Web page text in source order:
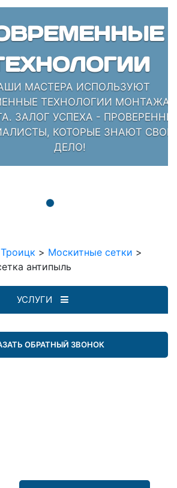
ИСПОЛЬЗУЮТ
ТЕХНОЛОГИИ МОНТАЖА И
УСПЕХА - ПРОВЕРЕННЫЕ
КОТОРЫЕ ЗНАЮТ СВОЁ
ДЕЛО!
Троицк > Москитные сетки >
антипыль
УСЛУГИ
ОБРАТНЫЙ ЗВОНОК